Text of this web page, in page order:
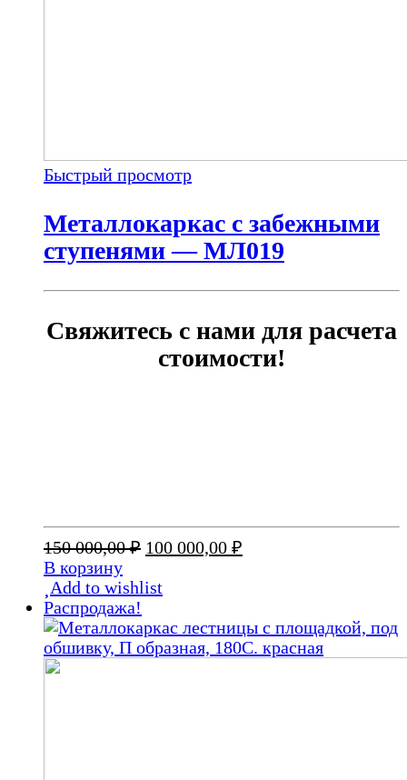
Быстрый просмотр
Металлокаркас с забежными
ступенями — МЛ019
Свяжитесь с нами для расчета
стоимости!
150 000,00₽ Первоначальная
составляла
000,00 ₽.
100 000,00 ₽
В корзину
Add to wishlist
Распродажа!